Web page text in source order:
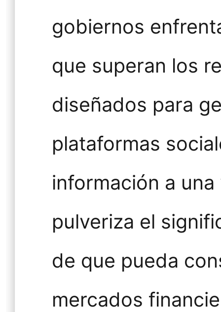
gobiernos
que superan los
diseñados para
plataformas
información a
pulveriza el
de que pueda
mercados